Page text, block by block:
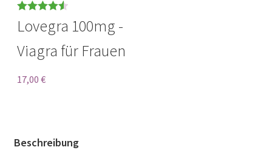
Bewertet
4.57
von 5
Lovegra 100mg -
Viagra für Frauen
17,00 €
Beschreibung